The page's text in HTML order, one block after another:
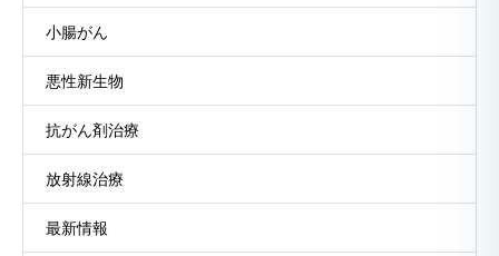
小腸がん
悪性新生物
抗がん剤治療
放射線治療
最新情報